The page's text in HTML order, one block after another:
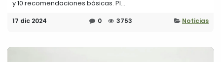
y 10 recomendaciones básicas. Pl...
17 dic 2024 0 3753 Noticias